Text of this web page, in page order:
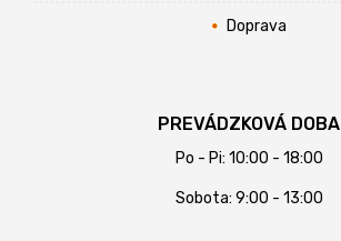
Doprava
PREVÁDZKOVÁ DOBA
Po - Pi: 10:00 - 18:00
Sobota: 9:00 - 13:00